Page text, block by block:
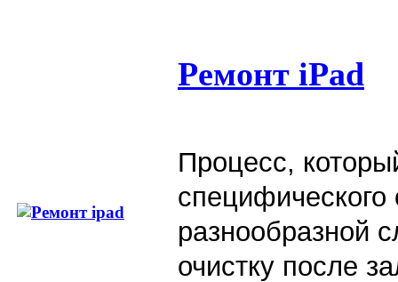
Ремонт iPad
Процесс,
разнообразной
очистку после